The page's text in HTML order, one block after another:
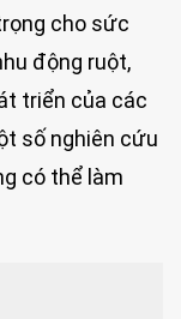
cho sức
động ruột,
triển của các
số nghiên cứu
có thể làm